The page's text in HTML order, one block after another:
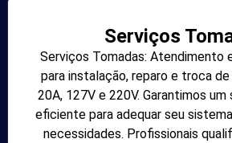
Serviços
Serviços Tomadas: Atendimento
para instalação, reparo e troca
20A, 127V e 220V. Garantimos
eficiente para adequar seu
necessidades. Profissionais